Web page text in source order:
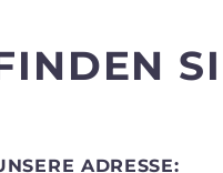
ADRESSE: